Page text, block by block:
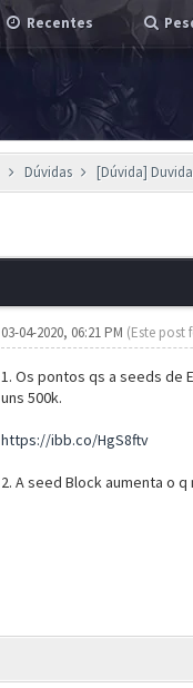
Recentes
Dúvidas [Dúvida]
03-04-2020, 06:21 PM (Este post
1. Os pontos qs a seeds de
uns 500k.
https://ibb.co/HgS8ftv
2. A seed Block aumenta o